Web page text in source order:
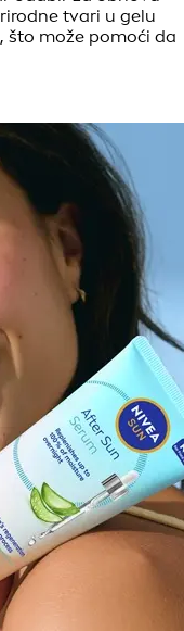
tvari u gelu
što može pomoći da